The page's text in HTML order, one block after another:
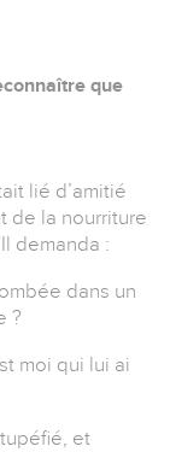
que
lié d’amitié
de la nourriture
demanda :
dans un
?
moi qui lui ai
et